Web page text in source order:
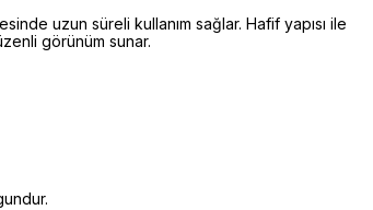
uzun süreli kullanım sağlar. Hafif yapısı ile
görünüm sunar.